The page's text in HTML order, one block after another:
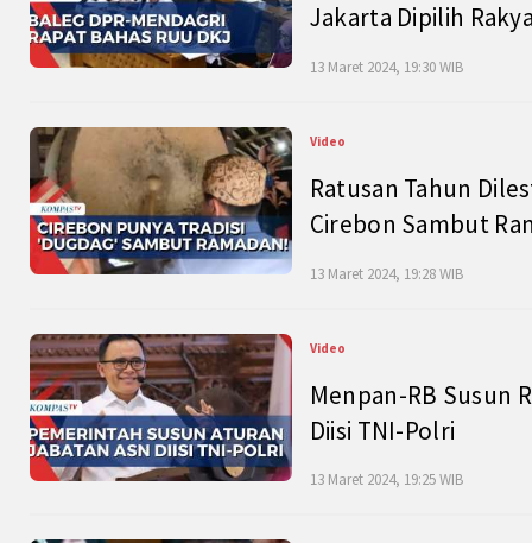
Jakarta Dipilih
13 Maret 2024, 19:30 WIB
Video
Ratusan Tahun
Cirebon Sambut
13 Maret 2024, 19:28 WIB
Video
Menpan-RB Susun
Diisi TNI-Polri
13 Maret 2024, 19:25 WIB